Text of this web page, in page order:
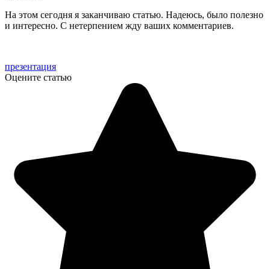
На этом сегодня я заканчиваю статью. Надеюсь, было полезно
и интересно. С нетерпением жду ваших комментариев.
презентация
Оцените статью